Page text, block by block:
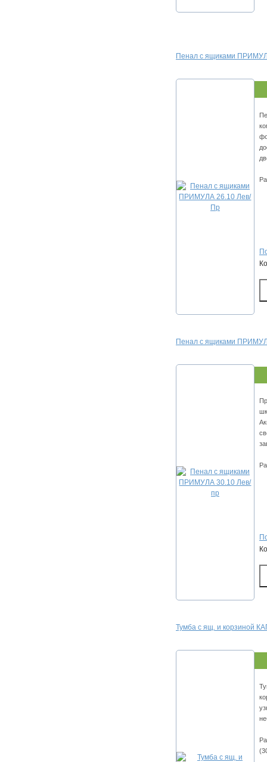
Пенал с ящиками
Пенал с ящиками
Тумба с ящ. и корзиной